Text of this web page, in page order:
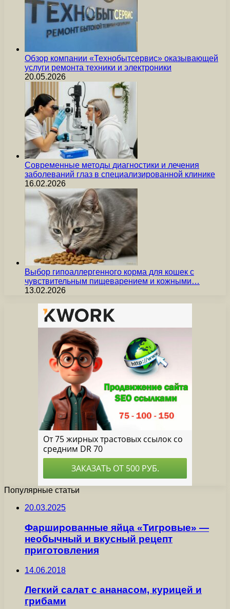
Обзор компании «Технобытсервис» оказывающей
услуги ремонта техники и электроники
20.05.2026
Современные методы диагностики и лечения
заболеваний глаз в специализированной клинике
16.02.2026
Выбор гипоаллергенного корма для кошек с
чувствительным пищеварением и кожными…
13.02.2026
Популярные статьи
20.03.2025
Фаршированные яйца «Тигровые» —
необычный и вкусный рецепт
приготовления
14.06.2018
Легкий салат с ананасом, курицей и
грибами